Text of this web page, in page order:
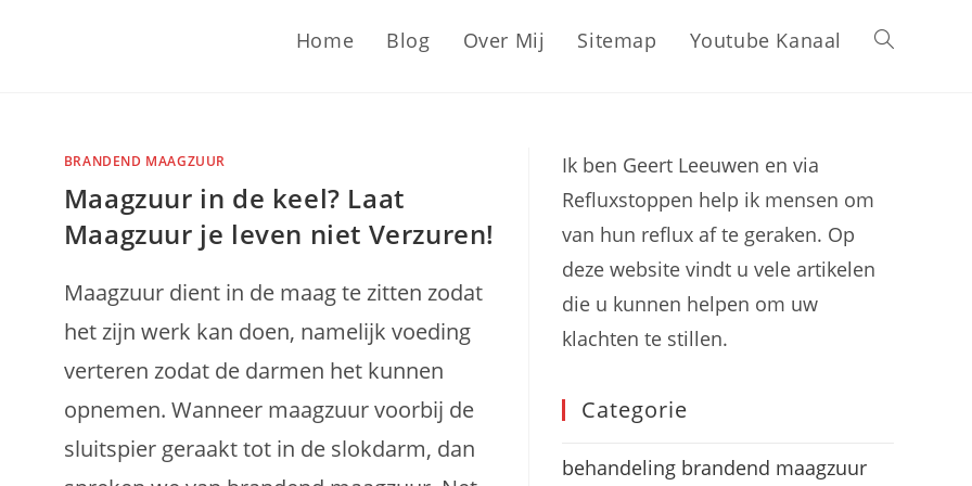
Home Blog Over Mij Sitemap Youtube Kanaal Toggle
BRANDEND MAAGZUUR
Maagzuur in de keel? Laat
Maagzuur je leven niet Verzuren!
Maagzuur dient in de maag te zitten zodat
het zijn werk kan doen, namelijk voeding
verteren zodat de darmen het kunnen
opnemen. Wanneer maagzuur voorbij de
sluitspier geraakt tot in de slokdarm, dan
Ik ben Geert Leeuwen en via
Refluxstoppen help ik mensen om
van hun reflux af te geraken. Op
deze website vindt u vele artikelen
die u kunnen helpen om uw
klachten te stillen.
Categorie
behandeling brandend maagzuur